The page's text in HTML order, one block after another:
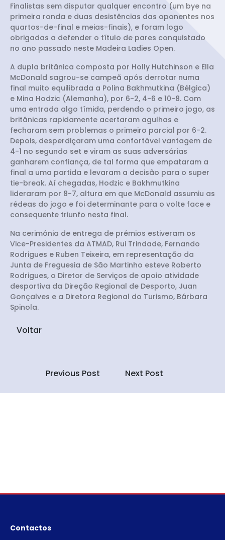
Finalistas sem disputar qualquer encontro (um bye na
primeira ronda e duas desistências das oponentes nos
quartos-de-final e meias-finais), e foram logo
obrigadas a defender o título de pares conquistado
no ano passado neste Madeira Ladies Open.
A dupla britânica composta por Holly Hutchinson e Ella
McDonald sagrou-se campeã após derrotar numa
final muito equilibrada a Polina Bakhmutkina (Bélgica)
e Mina Hodzic (Alemanha), por 6-2, 4-6 e 10-8. Com
uma entrada algo tímida, perdendo o primeiro jogo, as
britânicas rapidamente acertaram agulhas e
fecharam sem problemas o primeiro parcial por 6-2.
Depois, desperdiçaram uma confortável vantagem de
4-1 no segundo set e viram as suas adversárias
ganharem confiança, de tal forma que empataram a
final a uma partida e levaram a decisão para o super
tie-break. Aí chegadas, Hodzic e Bakhmutkina
lideraram por 8-7, altura em que McDonald assumiu as
rédeas do jogo e foi determinante para o volte face e
consequente triunfo nesta final.
Na cerimónia de entrega de prémios estiveram os
Vice-Presidentes da ATMAD, Rui Trindade, Fernando
Rodrigues e Ruben Teixeira, em representação da
Junta de Freguesia de São Martinho esteve Roberto
Rodrigues, o Diretor de Serviços de apoio atividade
desportiva da Direção Regional de Desporto, Juan
Gonçalves e a Diretora Regional do Turismo, Bárbara
Spinola.
Voltar
Previous Post Next Post
Contactos